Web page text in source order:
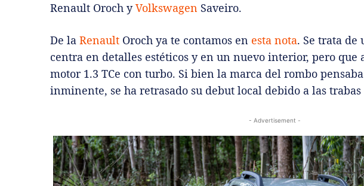
Renault Oroch yVolkswagen Saveiro.
De la Renault Oroch ya te contamos en esta nota. Se trata
centra en detalles estéticos y en un nuevo interior, pero que
motor 1.3 TCe con turbo. Si bien la marca del rombo
inminente, se ha retrasado su debut local debido a las
- Advertisement -